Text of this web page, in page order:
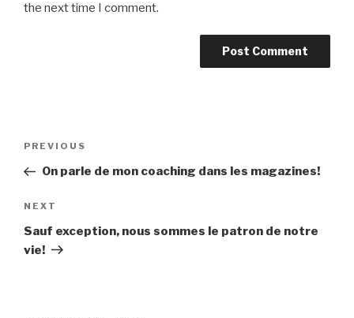
the next time I comment.
Previous
Post
PREVIOUS
On parle de mon coaching dans les magazines!
Next
Post
NEXT
Sauf exception, nous sommes le patron de notre
vie!